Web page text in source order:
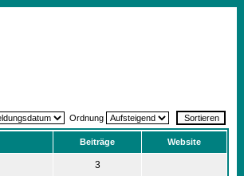
Ordnung
Beiträge Website
3